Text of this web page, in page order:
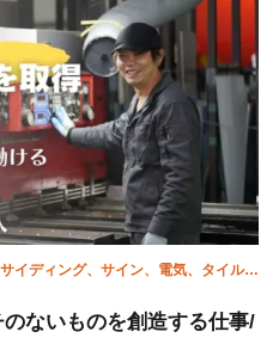
イディング、サイン、電気、タイル、
のないものを創造する仕事/